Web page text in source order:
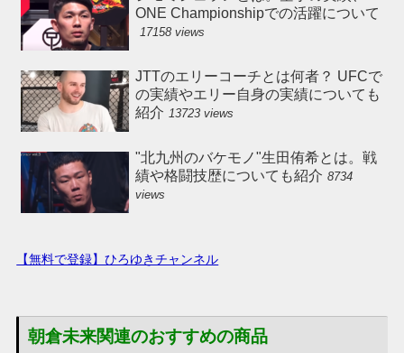
ONE Championshipでの活躍について
17158 views
JTTのエリーコーチとは何者？ UFCで
の実績やエリー自身の実績についても
紹介 13723 views
"北九州のバケモノ"生田侑希とは。戦
績や格闘技歴についても紹介 8734
views
【無料で登録】ひろゆきチャンネル
朝倉未来関連のおすすめの商品